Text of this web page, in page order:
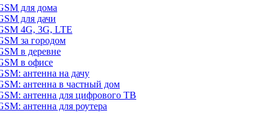
для дома
для дачи
4G, 3G, LTE
за городом
в деревне
в офисе
антенна на дачу
антенна в частный дом
антенна для цифрового ТВ
антенна для роутера